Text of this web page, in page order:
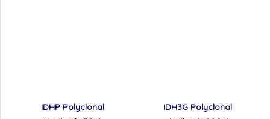
IDHP Polyclonal
IDH3G Polyclonal